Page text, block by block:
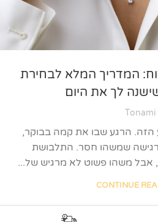
המדריך המלא לבחירת
לך את היום
Tonami
הזה. הרגע שבו את קמה בבוקר,
שמשהו חסר. התלבושת
אבל משהו פשוט לא מרגיש של...
CONTINUE